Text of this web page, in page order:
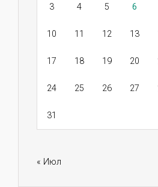
3 4 5 6
10 11 12 13
17 18 19 20
24 25 26 27
31
« Июл